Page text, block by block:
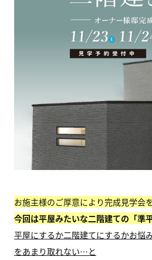
お施主様のご厚意により完成見学会
今回は平屋みたいな二階建ての「準
平屋にするか二階建てにするかお悩
をあまり取れない…と